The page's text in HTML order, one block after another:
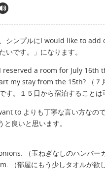
シンプルにI would like to
です。」になります。
I reserved a room for July
my stay from the 15th? （７
。１５日から宿泊することは
to よりも丁寧な言い方なの
良いと思います。
（玉ねぎなしのハンバーガ
部屋にもう少しタオルが欲し